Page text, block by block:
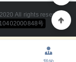
All rights reserved
号